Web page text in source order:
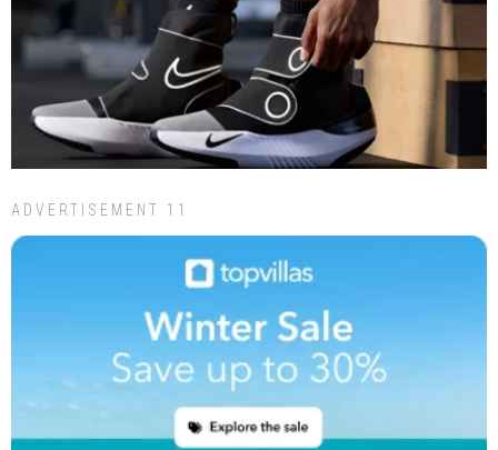
ADVERTISEMENT 11